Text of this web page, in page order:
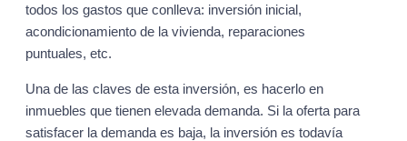
todos los gastos que conlleva: inversión inicial,
acondicionamiento de la vivienda, reparaciones
puntuales, etc.
Una de las claves de esta inversión, es hacerlo en
inmuebles que tienen elevada demanda. Si la oferta para
satisfacer la demanda es baja, la inversión es todavía